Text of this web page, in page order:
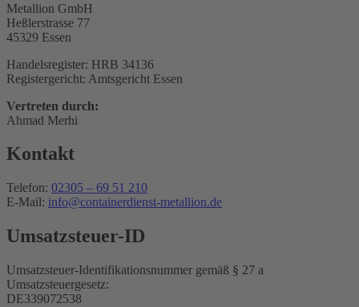
Metallion GmbH
Heßlerstrasse 77
45329 Essen
Handelsregister: HRB 34136
Registergericht: Amtsgericht Essen
Vertreten durch:
Ahmad Merhi
Kontakt
Telefon: 02305 – 69 51 210
E-Mail: info@containerdienst-metallion.de
Umsatzsteuer-ID
Umsatzsteuer-Identifikationsnummer gemäß § 27 a
Umsatzsteuergesetz:
DE339072538